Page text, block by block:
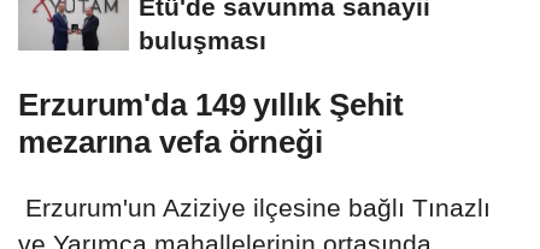
Etü'de savunma sanayii
buluşması
Erzurum'da 149 yıllık Şehit
mezarına vefa örneği
Erzurum'un Aziziye ilçesine bağlı Tınazlı